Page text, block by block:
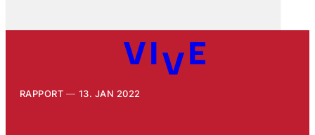
RAPPORT 13. JAN 2022